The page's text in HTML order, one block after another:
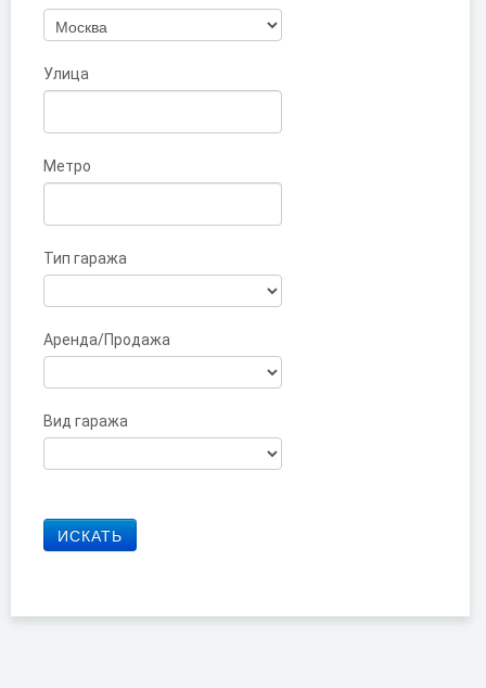
Улица
Метро
Тип гаража
Аренда/Продажа
Вид гаража